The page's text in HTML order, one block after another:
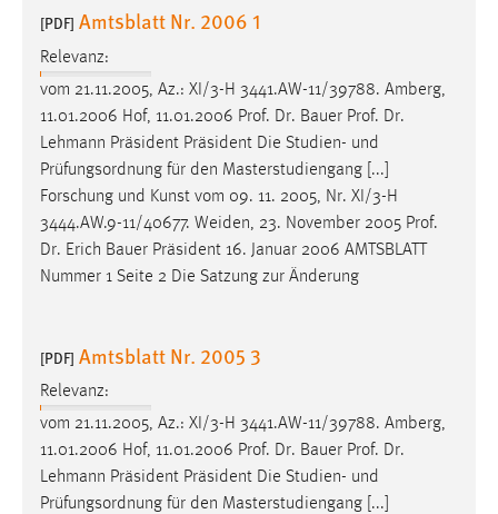
[PDF] Amtsblatt Nr. 2006 1
Relevanz:
vom 21.11.2005, Az.: XI/3-H 3441.AW-11/39788. Amberg,
11.01.2006 Hof, 11.01.2006 Prof. Dr. Bauer Prof. Dr.
Lehmann Präsident Präsident Die Studien- und
Prüfungsordnung für den Masterstudiengang [...]
Forschung und Kunst vom 09. 11. 2005, Nr. XI/3-H
3444.AW.9-11/40677. Weiden, 23. November 2005 Prof.
Dr. Erich Bauer Präsident 16. Januar 2006 AMTSBLATT
Nummer 1 Seite 2 Die Satzung zur Änderung
[PDF] Amtsblatt Nr. 2005 3
Relevanz:
vom 21.11.2005, Az.: XI/3-H 3441.AW-11/39788. Amberg,
11.01.2006 Hof, 11.01.2006 Prof. Dr. Bauer Prof. Dr.
Lehmann Präsident Präsident Die Studien- und
Prüfungsordnung für den Masterstudiengang [...]